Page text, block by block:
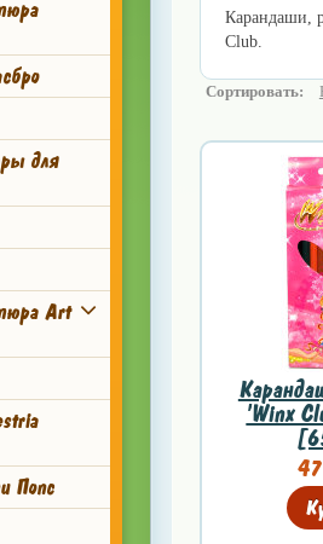
для
Art
Попс
Карандаши,
Club.
Сортировать:
'Winx